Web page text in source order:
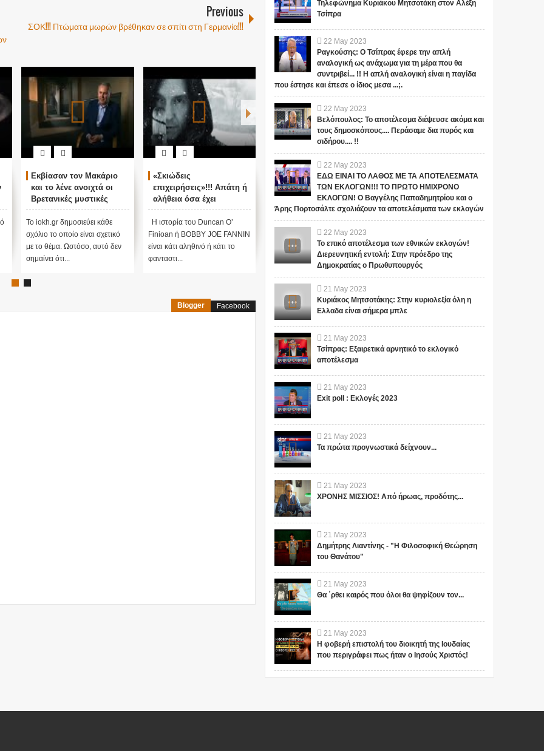
Previous
ΣΟΚ!!! Πτώματα μωρών βρέθηκαν σε σπίτι στη Γερμανία!!!
Εκβίασαν τον Μακάριο
και το λένε ανοιχτά οι
Βρετανικές μυστικές
υπηρεσίες...
Το iokh.gr δημοσιεύει κάθε
σχόλιο το οποίο είναι σχετικό
με το θέμα. Ωστόσο, αυτό δεν
σημαίνει ότι...
«Σκιώδεις
επιχειρήσεις»!!! Απάτη ή
αλήθεια όσα έχει
αποκαλύψει ο Duncan
O’Finioan ;;;
Η ιστορία του Duncan O’
Finioan ή BOBBY JOE FANNIN
είναι κάτι αληθινό ή κάτι το
φανταστι...
ΤΟ ΠΑΡΑΔΕΧΟΝΤΑΙ
ΕΠΙΣΗΜΑ ΓΙΑ ΠΡΩΤΗ
ΦΟΡΑ... ΨΥΧΟΤΡΟΝΙΚΟΣ
ΠΟΛΕΜΟΣ ΣΕ ΔΙΕΘΝΕΣ
ΕΠΙΠΕΔΟ: ‘Havana
Σειρά ύποπτων επιθέσεων που
φαίνεται να στοχεύουν
διπλωματικά πρόσωπα και
προσωπικό μυστικών υπη...
Ο Alexander Smith
ισχυρίζεται ότι ταξίδεψε
στο έτος 2118: Ο
υποτιθέμενος
χρονοταξιδιώτης μιλάει
στο μέλλον! (ΒΙΝΤΕΟ)
Για υπότιτλους: Ρυθμίσεις,
Αυτόματη μετάφραση,
Ελληνικά Tο iokh.gr...
Blogger Facebook
Τηλεφώνημα Κυριάκου Μητσοτάκη στον Αλέξη
Τσίπρα
22 May 2023
Ραγκούσης: Ο Τσίπρας έφερε την απλή
αναλογική ως ανάχωμα για τη μέρα που θα
συντριβεί... !! Η απλή αναλογική είναι η παγίδα
που έστησε και έπεσε ο ίδιος μεσα ...;.
22 May 2023
Βελόπουλος: Το αποτέλεσμα διέψευσε ακόμα και
τους δημοσκόπους.... Περάσαμε δια πυρός και
σιδήρου.... !!
22 May 2023
ΕΔΩ ΕΙΝΑΙ ΤΟ ΛΑΘΟΣ ΜΕ ΤΑ ΑΠΟΤΕΛΕΣΜΑΤΑ
ΤΩΝ ΕΚΛΟΓΩΝ!!! ΤΟ ΠΡΩΤΟ ΗΜΙΧΡΟΝΟ
ΕΚΛΟΓΩΝ! Ο Βαγγέλης Παπαδημητρίου και ο
Άρης Πορτοσάλτε σχολιάζουν τα αποτελέσματα των εκλογών
22 May 2023
Το επικό αποτέλεσμα των εθνικών εκλογών!
Διερευνητική εντολή: Στην πρόεδρο της
Δημοκρατίας ο Πρωθυπουργός
21 May 2023
Κυριάκος Μητσοτάκης: Στην κυριολεξία όλη η
Ελλαδα είναι σήμερα μπλε
21 May 2023
Τσίπρας: Εξαιρετικά αρνητικό το εκλογικό
αποτέλεσμα
21 May 2023
Exit poll : Εκλογές 2023
21 May 2023
Τα πρώτα προγνωστικά δείχνουν...
21 May 2023
ΧΡΟΝΗΣ ΜΙΣΣΙΟΣ! Από ήρωας, προδότης...
21 May 2023
Δημήτρης Λιαντίνης - "Η Φιλοσοφική Θεώρηση
του Θανάτου"
21 May 2023
Θα ΄ρθει καιρός που όλοι θα ψηφίζουν τον...
21 May 2023
Η φοβερή επιστολή του διοικητή της Ιουδαίας
που περιγράφει πως ήταν ο Ιησούς Χριστός!